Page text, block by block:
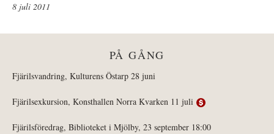
8 juli 2011
PÅ GÅNG
Fjärilsvandring, Kulturens Östarp 28 juni
Fjärilsexkursion, Konsthallen Norra Kvarken 11 juli
Fjärilsföredrag, Biblioteket i Mjölby, 23 september 18:00